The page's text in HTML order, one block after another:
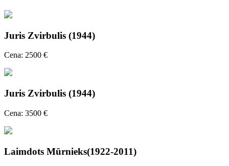
Juris Zvirbulis (1944)
Cena: 2500 €
Juris Zvirbulis (1944)
Cena: 3500 €
Laimdots Mūrnieks(1922-2011)